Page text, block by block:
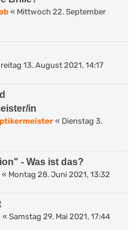
« Mittwoch 22. September
13. August 2021, 14:17
in
« Dienstag 3.
- Was ist das?
« Montag 28. Juni 2021, 13:32
« Samstag 29. Mai 2021, 17:44